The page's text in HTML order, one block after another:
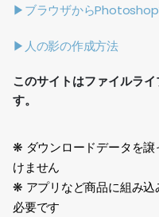
▶ブラウザから
▶人の影の作成方法
このサイトはファイルラ
す。
❋ ダウンロードデータを
けません
❋ アプリなど商品に組み
必要です